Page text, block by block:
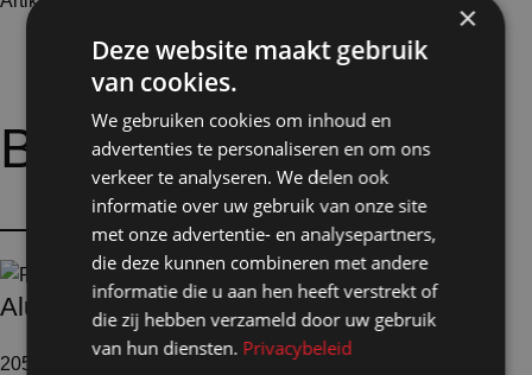
Bijpassendeopties:
Aluminium profielen
205 producten
×
Deze website maakt gebruik
van cookies.
We gebruiken cookies om inhoud en
advertenties te personaliseren en om ons
verkeer te analyseren. We delen ook
informatie over uw gebruik van onze site
met onze advertentie- en analysepartners,
die deze kunnen combineren met andere
informatie die u aan hen heeft verstrekt of
die zij hebben verzameld door uw gebruik
van hun diensten. Privacybeleid